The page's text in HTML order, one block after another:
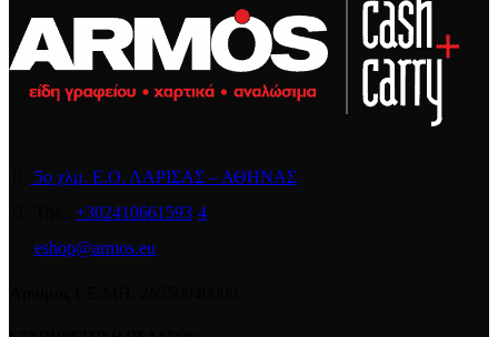
5ο χλμ. Ε.Ο. ΛΑΡΙΣΑΣ – ΑΘΗΝΑΣ
+302410661593 4
eshop@armos.eu